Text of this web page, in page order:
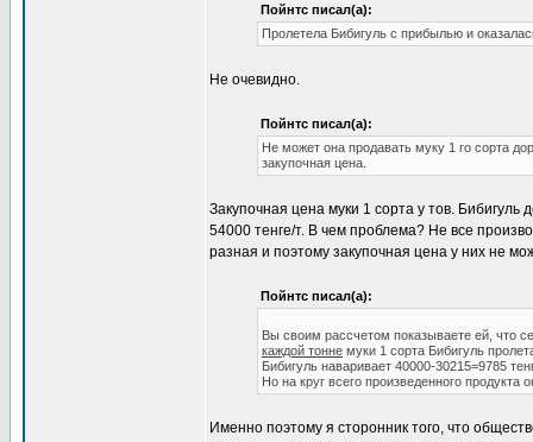
Пойнтс писал(а):
Пролетела Бибигуль с прибылью и
Не очевидно.
Пойнтс писал(а):
Не может она продавать муку 1 го сорта
закупочная цена.
Закупочная цена муки 1 сорта у тов.
54000 тенге/т. В чем проблема? Не все
разная и поэтому закупочная цена у них не
Пойнтс писал(а):
Вы своим рассчетом показываете ей, что
каждой тонне муки 1 сорта Бибигуль
Бибигуль наваривает 40000-30215=9785
Но на круг всего произведенного продукта
Именно поэтому я сторонник того, что